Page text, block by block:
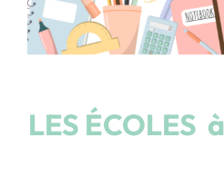
LES ÉCOLES